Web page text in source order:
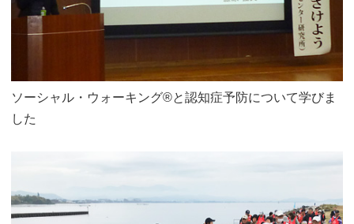
ソーシャル・ウォーキング®と認知症予防について学びま
した